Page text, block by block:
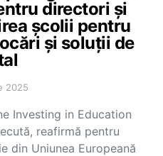
directori și
școlii pentru
și soluții de
2025
Investing in Education
reafirmă pentru
din Uniunea Europeană